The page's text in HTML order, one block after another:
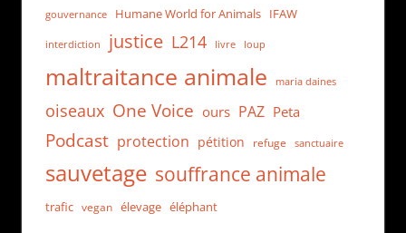
gouvernance Humane World for Animals IFAW
interdiction justice L214 livre loup
maltraitance animale maria daines
oiseaux One Voice ours PAZ Peta
Podcast protection pétition refuge sanctuaire
sauvetage souffrance animale
trafic vegan élevage éléphant